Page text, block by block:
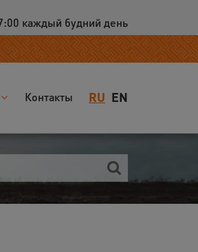
каждый будний день
RU EN
Контакты